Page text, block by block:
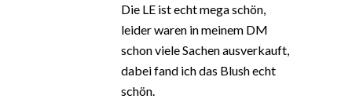
Die LE ist echt mega schön,
leider waren in meinem DM
schon viele Sachen ausverkauft,
dabei fand ich das Blush echt
schön.